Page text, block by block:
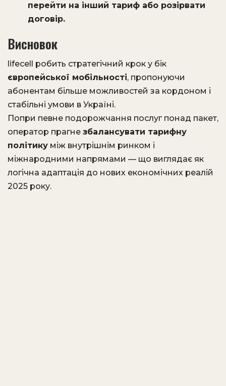
перейти на інший тариф або розірвати
договір.
Висновок
lifecell робить стратегічний крок у бік
європейської мобільності, пропонуючи
абонентам більше можливостей за кордоном і
стабільні умови в Україні.
Попри певне подорожчання послуг понад пакет,
оператор прагне збалансувати тарифну
політику між внутрішнім ринком і
міжнародними напрямами — що виглядає як
логічна адаптація до нових економічних реалій
2025 року.